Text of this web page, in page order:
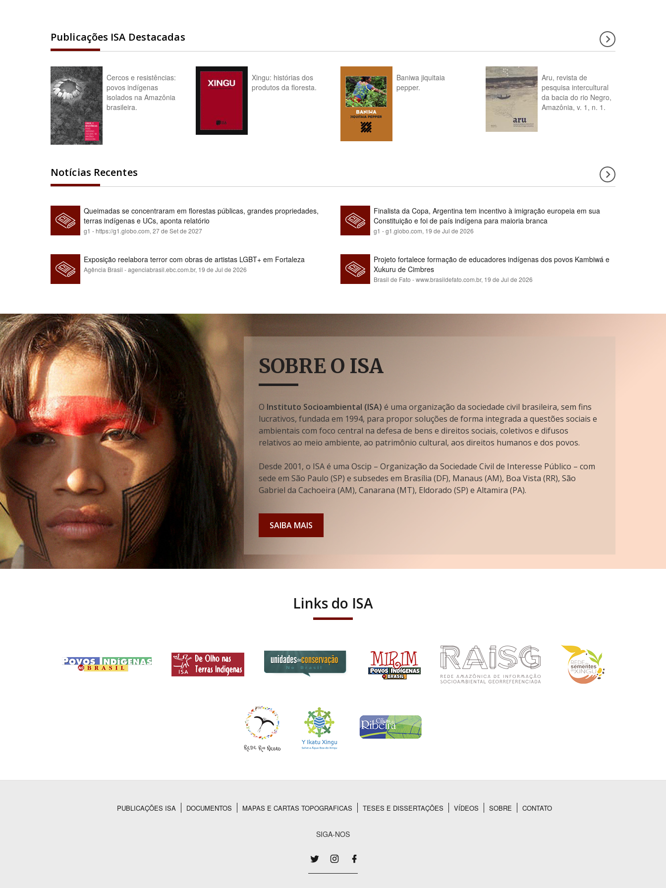
Publicações ISA Destacadas
Cercos e resistências:
povos indígenas
isolados na Amazônia
brasileira.
Xingu: histórias dos
produtos da floresta.
Baniwa jiquitaia
pepper.
Aru, revista de
pesquisa intercultural
da bacia do rio Negro,
Amazônia, v. 1, n. 1.
Notícias Recentes
Queimadas se concentraram em florestas públicas, grandes propriedades,
terras indígenas e UCs, aponta relatório
g1 - https://g1.globo.com, 27 de Set de 2027
Finalista da Copa, Argentina tem incentivo à imigração europeia em sua
Constituição e foi de país indígena para maioria branca
g1 - g1.globo.com, 19 de Jul de 2026
Exposição reelabora terror com obras de artistas LGBT+ em Fortaleza
Agência Brasil - agenciabrasil.ebc.com.br, 19 de Jul de 2026
Projeto fortalece formação de educadores indígenas dos povos Kambiwá e
Xukuru de Cimbres
Brasil de Fato - www.brasildefato.com.br, 19 de Jul de 2026
SOBRE O ISA
O Instituto Socioambiental (ISA) é uma organização da sociedade civil brasileira, sem fins
lucrativos, fundada em 1994, para propor soluções de forma integrada a questões sociais e
ambientais com foco central na defesa de bens e direitos sociais, coletivos e difusos
relativos ao meio ambiente, ao patrimônio cultural, aos direitos humanos e dos povos.
Desde 2001, o ISA é uma Oscip – Organização da Sociedade Civil de Interesse Público – com
sede em São Paulo (SP) e subsedes em Brasília (DF), Manaus (AM), Boa Vista (RR), São
Gabriel da Cachoeira (AM), Canarana (MT), Eldorado (SP) e Altamira (PA).
SAIBA MAIS
Links do ISA
PUBLICAÇÕES ISA DOCUMENTOS MAPAS E CARTAS TOPOGRAFICAS TESES E DISSERTAÇÕES VÍDEOS SOBRE CONTATO
SIGA-NOS